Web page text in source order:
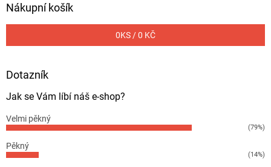
Nákupní košík
0KS /0 KČ
Dotazník
Jak se Vám líbí náš e-shop?
Velmi pěkný
(79%)
Pěkný
(14%)